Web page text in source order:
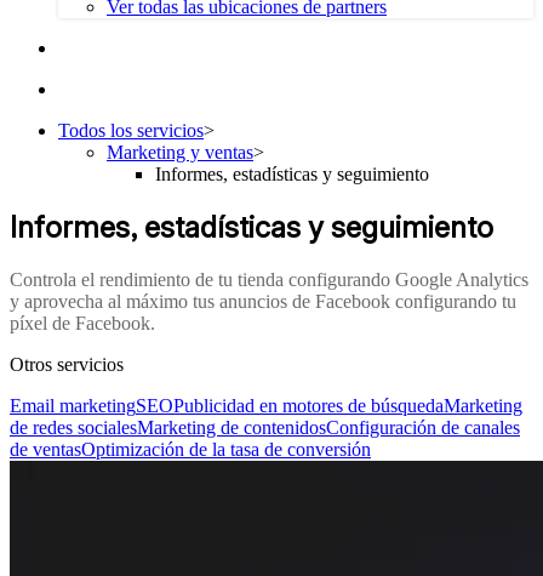
Ver todas las ubicaciones de partners
Todos los servicios>
Marketing y ventas>
Informes, estadísticas y seguimiento
Informes, estadísticas y seguimiento
Controla el rendimiento de tu tienda configurando Google Analytics
y aprovecha al máximo tus anuncios de Facebook configurando tu
píxel de Facebook.
Otros servicios
Email marketingSEOPublicidad en motores de búsquedaMarketing
de redes socialesMarketing de contenidosConfiguración de canales
de ventasOptimización de la tasa de conversión